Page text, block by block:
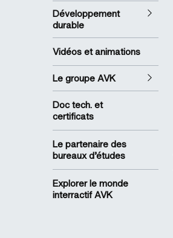
Développement
durable
Vidéos et animations
Le groupe AVK
Doc tech. et
certificats
Le partenaire des
bureaux d’études
Explorer le monde
interractif AVK